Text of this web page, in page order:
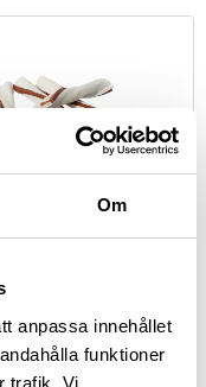
Om
anpassa innehållet
funktioner
trafik. Vi
Tuggtwister
80 g